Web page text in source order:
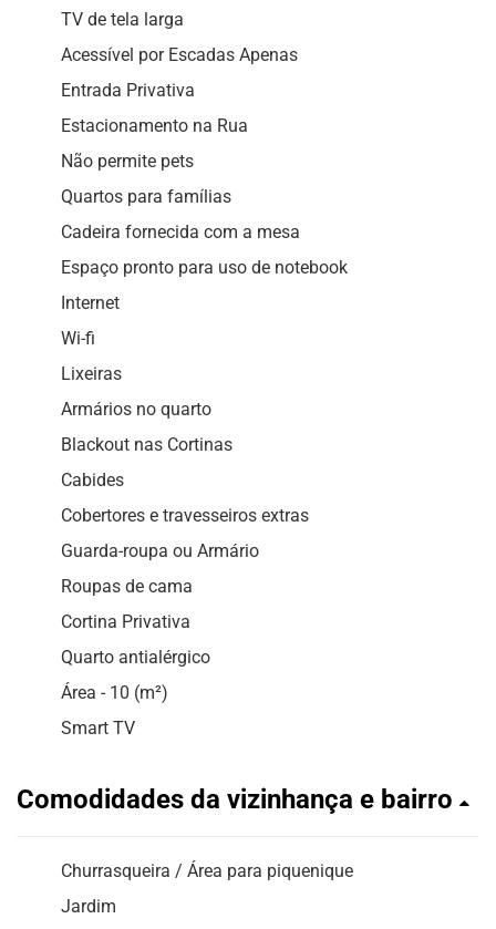
TV de tela larga
Acessível por Escadas Apenas
Entrada Privativa
Estacionamento na Rua
Não permite pets
Quartos para famílias
Cadeira fornecida com a mesa
Espaço pronto para uso de notebook
Internet
Wi-fi
Lixeiras
Armários no quarto
Blackout nas Cortinas
Cabides
Cobertores e travesseiros extras
Guarda-roupa ou Armário
Roupas de cama
Cortina Privativa
Quarto antialérgico
Área - 10 (m²)
Smart TV
Comodidades da vizinhança e bairro
Churrasqueira / Área para piquenique
Jardim